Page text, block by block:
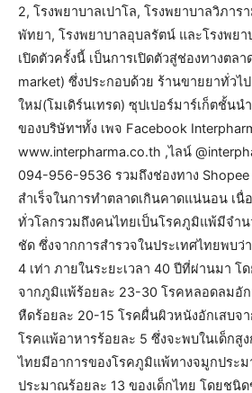
2, โรงพยาบาลเปาโล, โรงพยาบาลวิภาร
พัทยา, โรงพยาบาลอุบลรัตน์ และโรงพยา
เปิดตัวครั้งนี้ เป็นการเปิดตัวสู่ช่องทางตล
market) ซึ่งประกอบด้วย ร้านขายยาทั่วไ
ใหม่(โมเดิร์นเทรด) ซุปเปอร์มาร์เก็ตชั้น
ของบริษัทฯทั้ง เพจ Facebook
www.interpharma.co.th ,ไลน์
094-956-9536 รวมถึงช่องทาง
สำเร็จในการทำตลาดเกินคาดแน่นอน เ
ทั่วโลกรวมถึงคนไทยเป็นโรคภูมิแพ้มีจำ
ชัด ซึ่งจากการสำรวจในประเทศไทยพบ
4 เท่า ภายในระยะเวลา 40 ปีที่ผ่านมา โ
จากภูมิแพ้ร้อยละ 23-30 โรคหลอดลมอั
หืดร้อยละ 20-15 โรคผื่นผิวหนังอักเสบจ
โรคแพ้อาหารร้อยละ 5 ซึ่งจะพบในเด็กสู
ไทยมีอาการของโรคภูมิแพ้ทางจมูกประ
ประมาณร้อยละ 13 ของเด็กไทย โดยชนิ